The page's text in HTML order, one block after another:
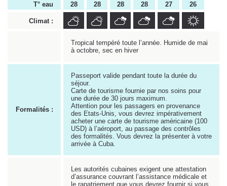
T° eau
28 28 28 28 27 26
Climat :
Tropical tempéré toute l’année. Humide de mai
à octobre, sec en hiver
Formalités :
Passeport valide pendant toute la durée du
séjour.
Carte de tourisme fournie par nos soins pour
une durée de 30 jours maximum.
Attention pour les passagers en provenance
des Etats-Unis, vous devrez impérativement
acheter une carte de tourisme américaine (100
USD) à l’aéroport, au passage des contrôles
des formalités. Vous devrez la présenter à votre
arrivée à Cuba.
Les autorités cubaines exigent une attestation
d’assurance couvrant l’assistance médicale et
le rapatriement que vous devrez fournir si vous